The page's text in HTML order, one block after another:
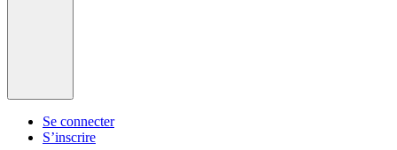
Se connecter
S’inscrire